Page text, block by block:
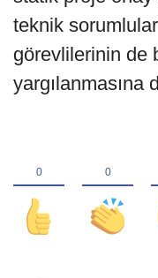
teknik
görevlilerinin de
yargılanmasına